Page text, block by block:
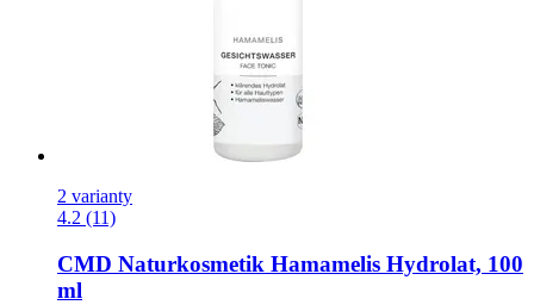
2 varianty
4.2 (11)
CMD Naturkosmetik Hamamelis Hydrolat, 100
ml